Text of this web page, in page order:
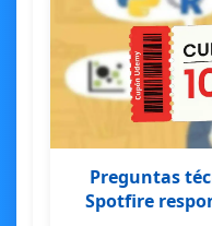
Preguntas
Spotfire